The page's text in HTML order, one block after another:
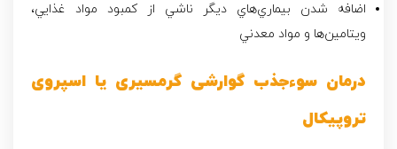
اضافه‌ شدن‌ بيماري‌هاي‌ ديگر ناشي‌ از كمبود مواد غذايي‌،
ويتامين‌ها و مواد معدني
درمان سوءجذب گوارشی گرمسیری یا اسپروی
تروپیکال